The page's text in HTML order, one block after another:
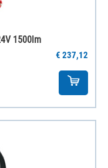
1500lm
€ 237,12